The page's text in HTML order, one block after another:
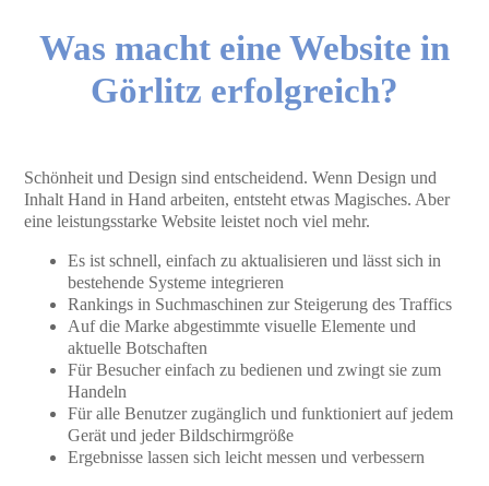
Was macht eine Website in
Görlitz erfolgreich?
Schönheit und Design sind entscheidend. Wenn Design und
Inhalt Hand in Hand arbeiten, entsteht etwas Magisches. Aber
eine leistungsstarke Website leistet noch viel mehr.
Es ist schnell, einfach zu aktualisieren und lässt sich in
bestehende Systeme integrieren
Rankings in Suchmaschinen zur Steigerung des Traffics
Auf die Marke abgestimmte visuelle Elemente und
aktuelle Botschaften
Für Besucher einfach zu bedienen und zwingt sie zum
Handeln
Für alle Benutzer zugänglich und funktioniert auf jedem
Gerät und jeder Bildschirmgröße
Ergebnisse lassen sich leicht messen und verbessern